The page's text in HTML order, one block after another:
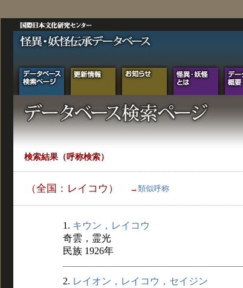
検索結果（呼称検索）
（全国：レイコウ） →類似呼称
1. キウン，レイコウ
奇雲，霊光
民族 1926年
2. レイオン，レイコウ，セイジン